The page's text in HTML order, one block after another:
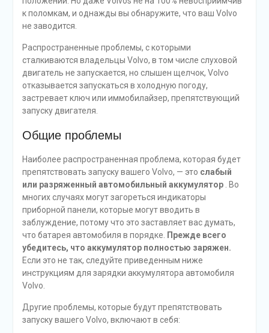
к поломкам, и однажды вы обнаружите, что ваш Volvo
не заводится.
Распространенные проблемы, с которыми
сталкиваются владельцы Volvo, в том числе слуховой
двигатель не запускается, но слышен щелчок, Volvo
отказывается запускаться в холодную погоду,
застревает ключ или иммобилайзер, препятствующий
запуску двигателя.
Общие проблемы
Наиболее распространенная проблема, которая будет
препятствовать запуску вашего Volvo, — это слабый
или разряженный автомобильный аккумулятор. Во
многих случаях могут загореться индикаторы
приборной панели, которые могут вводить в
заблуждение, потому что это заставляет вас думать,
что батарея автомобиля в порядке. Прежде всего
убедитесь, что аккумулятор полностью заряжен.
Если это не так, следуйте приведенным ниже
инструкциям для зарядки аккумулятора автомобиля
Volvo.
Другие проблемы, которые будут препятствовать
запуску вашего Volvo, включают в себя: